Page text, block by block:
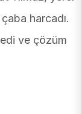
harcadı.
ve çözüm